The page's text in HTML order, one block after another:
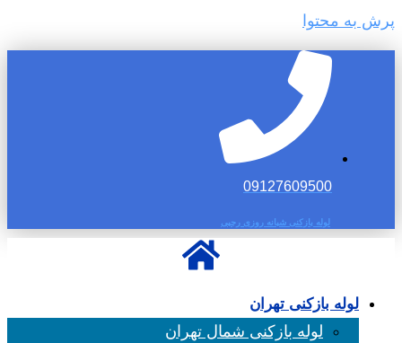
پرش به محتوا
09127609500
لوله بازکنی شبانه روزی رجبی
لوله بازکنی تهران
لوله بازکنی شمال تهران